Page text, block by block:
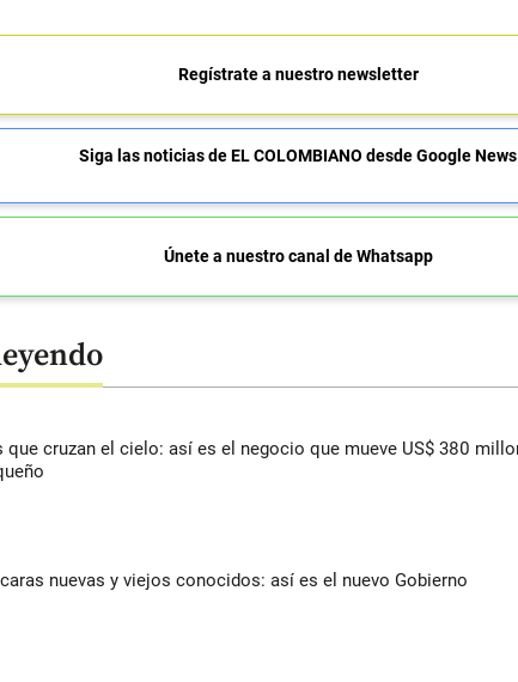
Regístrate a nuestro newsletter
Siga las noticias de EL COLOMBIANO desde Google News
Únete a nuestro canal de Whatsapp
que cruzan el cielo: así es el negocio que mueve US$ 380
nuevas y viejos conocidos: así es el nuevo Gobierno